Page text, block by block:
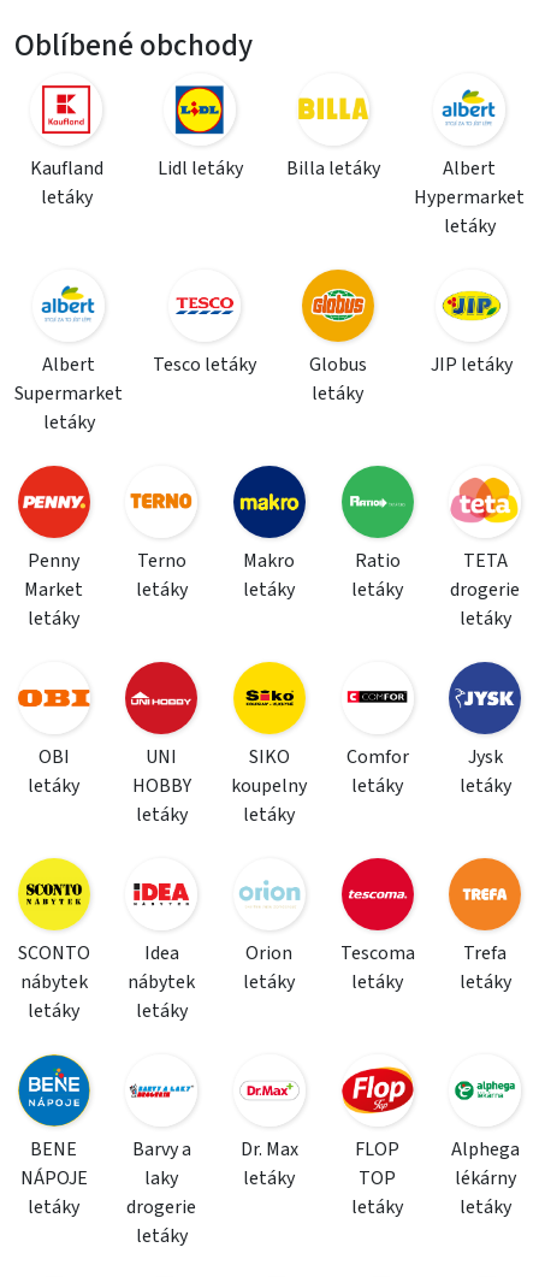
Oblíbené obchody
Kaufland
letáky
Lidl letáky Billa letáky
Albert
Hypermarket
letáky
Albert
Supermarket
letáky
Tesco letáky
Globus
letáky
JIP letáky
Penny
Market
letáky
Terno
letáky
Makro
letáky
Ratio
letáky
TETA
drogerie
letáky
OBI
letáky
UNI
HOBBY
letáky
SIKO
koupelny
letáky
Comfor
letáky
Jysk
letáky
SCONTO
nábytek
letáky
Idea
nábytek
letáky
Orion
letáky
Tescoma
letáky
Trefa
letáky
BENE
NÁPOJE
letáky
Barvy a
laky
drogerie
letáky
Dr. Max
letáky
FLOP
TOP
letáky
Alphega
lékárny
letáky